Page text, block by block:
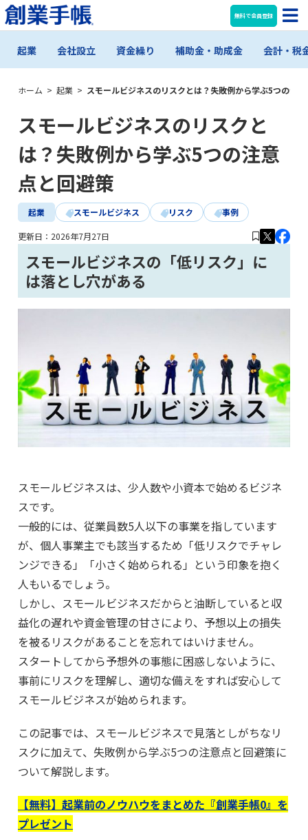
無料で会員登録
起業 会社設立 資金繰り 補助金・助成金 会計・税
ホーム > 起業 > スモールビジネスのリスクとは？失敗例から学ぶ5つの注
スモールビジネスのリスクと
は？失敗例から学ぶ5つの注意
点と回避策
起業 スモールビジネス リスク 事例
更新日： 2026年7月27日
スモールビジネスの「低リスク」に
は落とし穴がある
スモールビジネスは、少人数や小資本で始めるビジネ
スです。
一般的には、従業員数5人以下の事業を指しています
が、個人事業主でも該当するため「低リスクでチャレ
ンジできる」「小さく始められる」という印象を抱く
人もいるでしょう。
しかし、スモールビジネスだからと油断していると収
益化の遅れや資金管理の甘さにより、予想以上の損失
を被るリスクがあることを忘れてはいけません。
スタートしてから予想外の事態に困惑しないように、
事前にリスクを理解し、適切な備えをすれば安心して
スモールビジネスが始められます。
この記事では、スモールビジネスで見落としがちなリ
スクに加えて、失敗例から学ぶ5つの注意点と回避策に
ついて解説します。
【無料】起業前のノウハウをまとめた『創業手帳0』を
プレゼント